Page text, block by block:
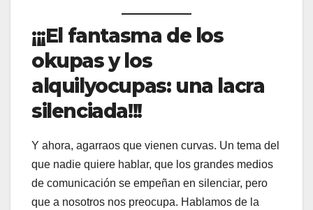
¡¡¡El fantasma de los
okupas y los
alquilyocupas: una lacra
silenciada!!!
Y ahora, agarraos que vienen curvas. Un tema del
que nadie quiere hablar, que los grandes medios
de comunicación se empeñan en silenciar, pero
que a nosotros nos preocupa. Hablamos de la